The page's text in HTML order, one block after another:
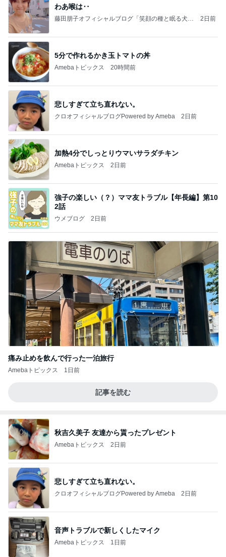
わあ喉は‥
藤田朋子オフィシャルブログ「笑顔の種と眠る犬」
2日前
5分で作れるかき玉トマトの丼
Amebaトピックス 20時間前
悲しすぎて立ち直れない。
クロオフィシャルブログPowered by Ameba 2日前
加熱4分でしっとりウマいサラダチキン
Amebaトピックス 2日前
強子の楽しい（？）ママ友トラブル【年長編】第10
2話
ウメブログ 2日前
痛み止めを飲んで行った一泊旅行
Amebaトピックス 1日前
記事を読む
秋吉久美子 友達から貰ったプレゼント
Amebaトピックス 2日前
悲しすぎて立ち直れない。
クロオフィシャルブログPowered by Ameba 2日前
音声トラブルで新しくしたマイク
Amebaトピックス 1日前